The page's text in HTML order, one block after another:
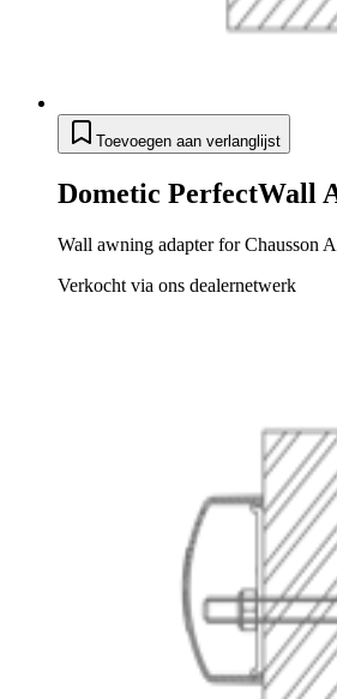
Toevoegen aan verlanglijst
Dometic PerfectWall
Wall awning adapter for Chausson
Verkocht via ons dealernetwerk